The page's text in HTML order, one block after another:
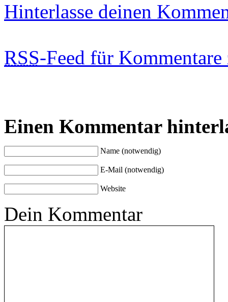
Hinterlasse deinen
RSS-Feed für
Einen Kommentar
Name (notwendig)
E-Mail (notwendig)
Website
Dein Kommentar